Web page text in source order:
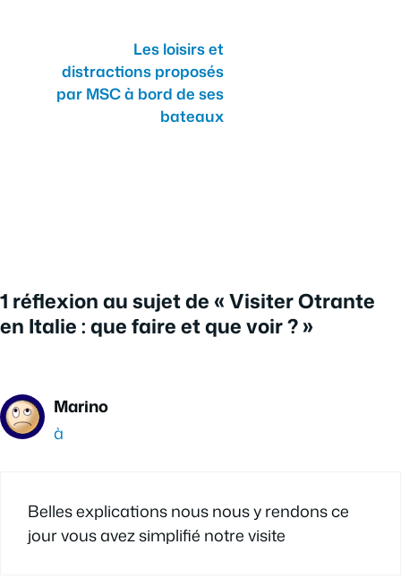
Les loisirs et
distractions proposés
par MSC à bord de ses
bateaux
1 réflexion au sujet de « Visiter Otrante
en Italie : que faire et que voir ? »
Marino
à
Belles explications nous nous y rendons ce
jour vous avez simplifié notre visite